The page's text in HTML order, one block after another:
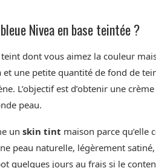
Nivea en base teintée ?
dont vous aimez la couleur
et une petite quantité de fond de
L’objectif est d’obtenir une
peau.
un skin tint maison parce
peau naturelle, légèrement
quelques jours au frais si le